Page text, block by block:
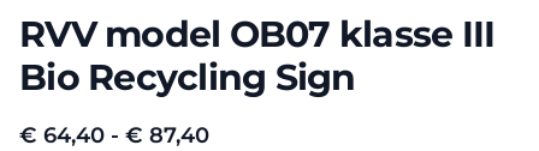
RVV model OB07 klasse III
Bio Recycling Sign
€ 64,40 - € 87,40Prijsklasse: